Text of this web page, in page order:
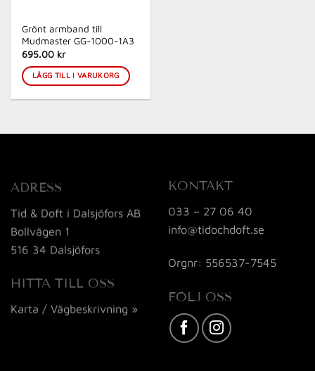
Grönt armband till
Mudmaster GG-1000-1A3
695.00 kr
LÄGG TILL I VARUKORG
ADRESS
Tid & Doft i Dalsjöfors AB
Bollvägen 1
516 34 Dalsjöfors
HITTA TILL OSS
Karta / Vägbeskrivning »
KONTAKT
033 – 27 06 40
info@tidochdoft.se
Orgnr: 556537-7545
FÖLJ OSS